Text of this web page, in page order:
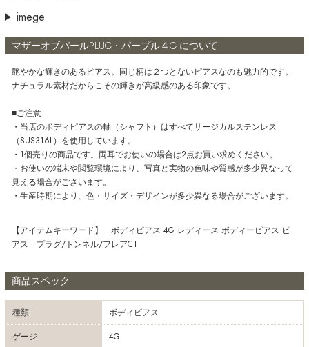
imege
マザーオブパールPLUG・パープル４G について
艶やかな輝きのあるピアス。同じ柄は２つとないピアスなのも魅力的です。
ナチュラル素材だからこその輝きが高級感のある印象です。
■ご注意
・当店のボディピアスの軸（シャフト）はすべてサージカルステンレス
（SUS316L）を使用しています。
・1個売りの商品です。両耳でお使いの場合は2点お買い求めください。
・お使いの端末や閲覧環境により、写真と実物の色味や質感が多少異なって
見える場合がございます。
・生産時期により、色・サイズ・デザインが多少異なる場合がございます。
【アイテムキーワード】 ボディピアス 4G レディース ボディーピアス ピ
アス プラグ/トンネル/フレアCT
商品スペック
種類
ボディピアス
ゲージ
4G